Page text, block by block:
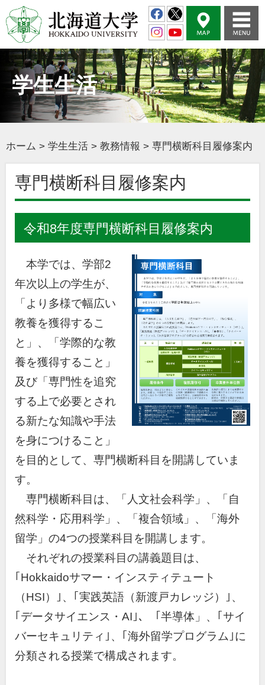
学生生活
ホーム > 学生生活 > 教務情報 > 専門横断科目履修案内
専門横断科目履修案内
令和8年度専門横断科目履修案内
本学では、学部2
年次以上の学生が、
「より多様で幅広い
教養を獲得するこ
と」、「学際的な教
養を獲得すること」
及び「専門性を追究
する上で必要とされ
る新たな知識や手法
を身につけること」
を目的として、専門横断科目を開講していま
す。
専門横断科目は、「人文社会科学」、「自
然科学・応用科学」、「複合領域」、「海外
留学」の4つの授業科目を開講します。
それぞれの授業科目の講義題目は、
｢Hokkaidoサマー・インスティテュート
（HSI）｣、｢実践英語（新渡戸カレッジ）｣、
｢データサイエンス・AI｣、「半導体」、｢サイ
バーセキュリティ｣、｢海外留学プログラム｣に
分類される授業で構成されます。